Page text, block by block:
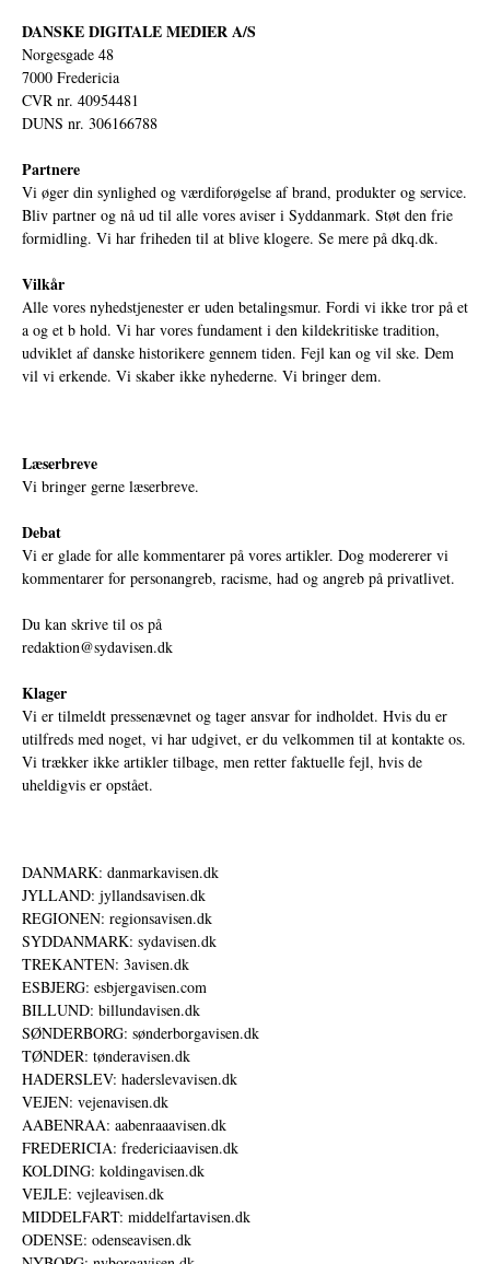
DANSKE DIGITALE MEDIER A/S
Norgesgade 48
7000 Fredericia
CVR nr. 40954481
DUNS nr. 306166788
Partnere
Vi øger din synlighed og værdiforøgelse af brand, produkter og service.
Bliv partner og nå ud til alle vores aviser i Syddanmark. Støt den frie
formidling. Vi har friheden til at blive klogere. Se mere på dkq.dk.
Vilkår
Alle vores nyhedstjenester er uden betalingsmur. Fordi vi ikke tror på et
a og et b hold. Vi har vores fundament i den kildekritiske tradition,
udviklet af danske historikere gennem tiden. Fejl kan og vil ske. Dem
vil vi erkende. Vi skaber ikke nyhederne. Vi bringer dem.
Læserbreve
Vi bringer gerne læserbreve.
Debat
Vi er glade for alle kommentarer på vores artikler. Dog modererer vi
kommentarer for personangreb, racisme, had og angreb på privatlivet.
Du kan skrive til os på
redaktion@sydavisen.dk
Klager
Vi er tilmeldt pressenævnet og tager ansvar for indholdet. Hvis du er
utilfreds med noget, vi har udgivet, er du velkommen til at kontakte os.
Vi trækker ikke artikler tilbage, men retter faktuelle fejl, hvis de
uheldigvis er opstået.
DANMARK: danmarkavisen.dk
JYLLAND: jyllandsavisen.dk
REGIONEN: regionsavisen.dk
SYDDANMARK: sydavisen.dk
TREKANTEN: 3avisen.dk
ESBJERG: esbjergavisen.com
BILLUND: billundavisen.dk
SØNDERBORG: sønderborgavisen.dk
TØNDER: tønderavisen.dk
HADERSLEV: haderslevavisen.dk
VEJEN: vejenavisen.dk
AABENRAA: aabenraaavisen.dk
FREDERICIA: fredericiaavisen.dk
KOLDING: koldingavisen.dk
VEJLE: vejleavisen.dk
MIDDELFART: middelfartavisen.dk
ODENSE: odenseavisen.dk